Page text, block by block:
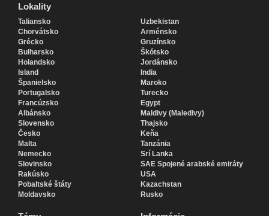
Lokality
Taliansko
Chorvátsko
Grécko
Bulharsko
Holandsko
Island
Španielsko
Portugalsko
Francúzsko
Albánsko
Slovensko
Česko
Malta
Nemecko
Slovinsko
Rakúsko
Pobaltské štáty
Moldavsko
Uzbekistan
Arménsko
Gruzínsko
Škótsko
Jordánsko
India
Maroko
Turecko
Egypt
Maldivy (Maledivy)
Thajsko
Keňa
Tanzánia
Srí Lanka
SAE Spojené arabské emiráty
USA
Kazachstan
Rusko